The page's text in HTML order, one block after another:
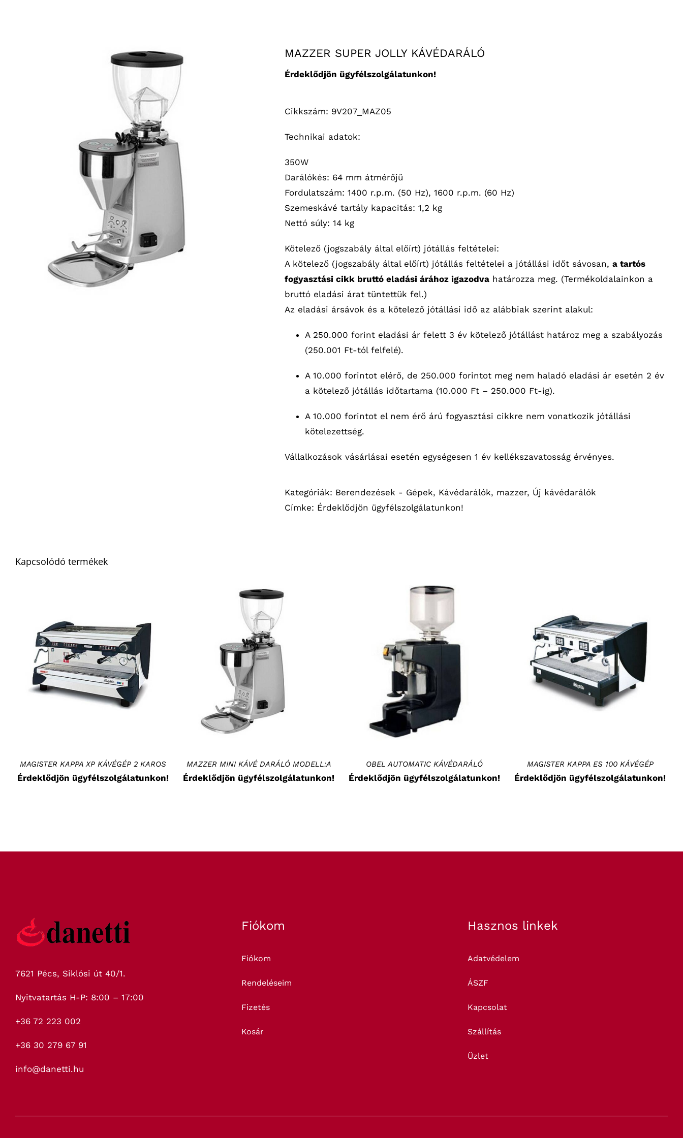
MAZZER SUPER JOLLY KÁVÉDARÁLÓ
Érdeklődjön ügyfélszolgálatunkon!
Cikkszám: 9V207_MAZ05
Technikai adatok:
350W
Darálókés: 64 mm átmérőjű
Fordulatszám: 1400 r.p.m. (50 Hz), 1600 r.p.m. (60 Hz)
Szemeskávé tartály kapacitás: 1,2 kg
Nettó súly: 14 kg
Kötelező (jogszabály által előírt) jótállás feltételei:
A kötelező (jogszabály által előírt) jótállás feltételei a jótállási időt sávosan, a tartós
fogyasztási cikk bruttó eladási árához igazodva határozza meg. (Termékoldalainkon a
bruttó eladási árat tüntettük fel.)
Az eladási ársávok és a kötelező jótállási idő az alábbiak szerint alakul:
A 250.000 forint eladási ár felett 3 év kötelező jótállást határoz meg a szabályozás
(250.001 Ft-tól felfelé).
A 10.000 forintot elérő, de 250.000 forintot meg nem haladó eladási ár esetén 2 év
a kötelező jótállás időtartama (10.000 Ft – 250.000 Ft-ig).
A 10.000 forintot el nem érő árú fogyasztási cikkre nem vonatkozik jótállási
kötelezettség.
Vállalkozások vásárlásai esetén egységesen 1 év kellékszavatosság érvényes.
Kategóriák: Berendezések - Gépek, Kávédarálók, mazzer, Új kávédarálók
Címke: Érdeklődjön ügyfélszolgálatunkon!
Kapcsolódó termékek
RÉSZLETEK
MAGISTER KAPPA XP KÁVÉGÉP 2 KAROS
Érdeklődjön ügyfélszolgálatunkon!
RÉSZLETEK
MAZZER MINI KÁVÉ DARÁLÓ MODELL:A
Érdeklődjön ügyfélszolgálatunkon!
RÉSZLETEK
OBEL AUTOMATIC KÁVÉDARÁLÓ
Érdeklődjön ügyfélszolgálatunkon!
RÉSZLETEK
MAGISTER KAPPA ES 100 KÁVÉGÉP
Érdeklődjön ügyfélszolgálatunkon!
7621 Pécs, Siklósi út 40/1.
Nyitvatartás H-P: 8:00 – 17:00
+36 72 223 002
+36 30 279 67 91
info@danetti.hu
Fiókom
Fiókom
Rendeléseim
Fizetés
Kosár
Hasznos linkek
Adatvédelem
ÁSZF
Kapcsolat
Szállítás
Üzlet